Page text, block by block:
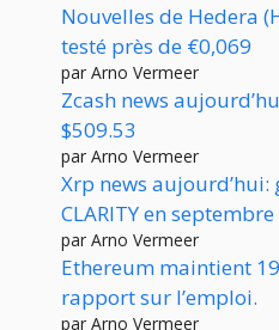
Nouvelles de Hedera
testé près de €0,069
par Arno Vermeer
Zcash news
$509.53
par Arno Vermeer
Xrp news aujourd’hui:
CLARITY en septembre
par Arno Vermeer
Ethereum maintient
rapport sur l’emploi.
par Arno Vermeer